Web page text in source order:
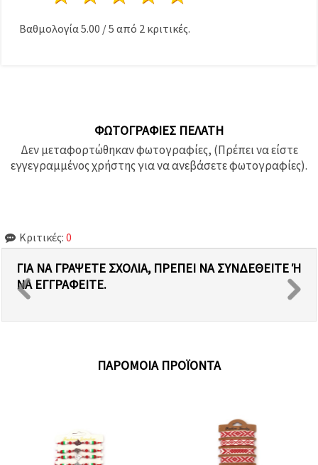
Βαθμολογία 5.00 /5 από 2 κριτικές.
ΦΩΤΟΓΡΑΦΊΕΣ ΠΕΛΆΤΗ
Δεν μεταφορτώθηκαν φωτογραφίες, (Πρέπει να είστε
εγγεγραμμένος χρήστης για να ανεβάσετε φωτογραφίες).
Κριτικές: 0
ΓΙΑ ΝΑ ΓΡΆΨΕΤΕ ΣΧΌΛΙΑ, ΠΡΈΠΕΙ ΝΑ ΣΥΝΔΕΘΕΊΤΕ Ή Ν
Α ΕΓΓΡΑΦΕΊΤΕ.
ΠΑΡΌΜΟΙΑ ΠΡΟΪΌΝΤΑ